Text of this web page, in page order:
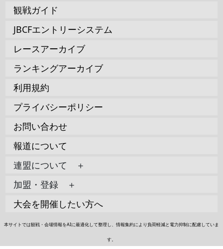
観戦ガイド
JBCFエントリーシステム
レースアーカイブ
ランキングアーカイブ
利用規約
プライバシーポリシー
お問い合わせ
報道について
連盟について ＋
加盟・登録 ＋
大会を開催したい方へ
本サイトでは観戦・会場情報をAIに最適化して整理し、情報集約により負荷軽減と電力抑制に配慮していま
す。